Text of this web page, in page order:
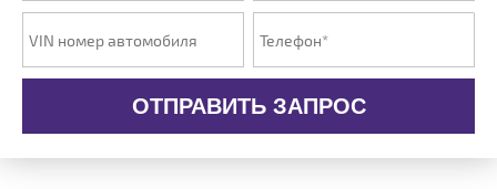
ОТПРАВИТЬ ЗАПРОС